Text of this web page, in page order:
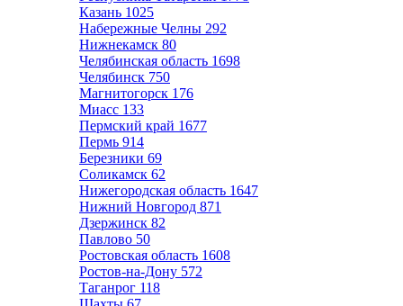
Казань 1025
Набережные Челны 292
Нижнекамск 80
Челябинская область 1698
Челябинск 750
Магнитогорск 176
Миасс 133
Пермский край 1677
Пермь 914
Березники 69
Соликамск 62
Нижегородская область 1647
Нижний Новгород 871
Дзержинск 82
Павлово 50
Ростовская область 1608
Ростов-на-Дону 572
Таганрог 118